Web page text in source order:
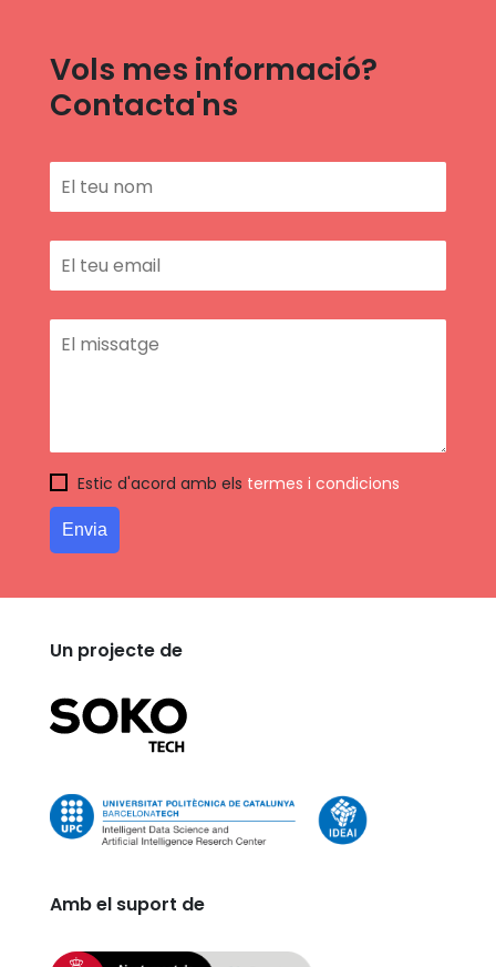
Vols mes informació?
Contacta'ns
Estic d'acord amb els termes i condicions
Un projecte de
Amb el suport de